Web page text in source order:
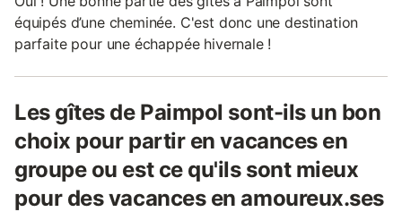
équipés d’une cheminée. C'est donc une destination
parfaite pour une échappée hivernale !
Les gîtes de Paimpol sont-ils un bon
choix pour partir en vacances en
groupe ou est ce qu'ils sont mieux
pour des vacances en amoureux.ses